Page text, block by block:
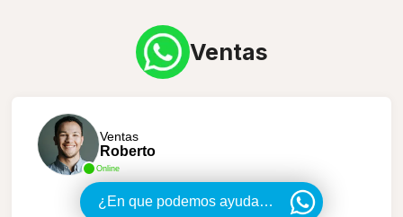
Ventas
Online
Ventas
Roberto
¿En que podemos ayudarte?